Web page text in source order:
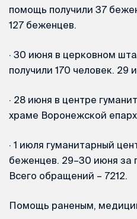
помощь получили 37
127 беженцев.
· 30 июня в церковном
получили 170 человек.
· 28 июня в центре
храме Воронежской
· 1 июля гуманитарный
беженцев. 29–30 июня
Всего обращений – 7212.
Помощь раненым,